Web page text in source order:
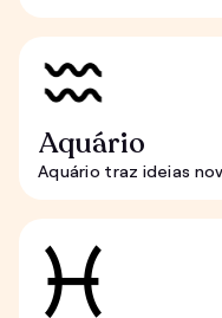
Aquário
Aquário traz ideias